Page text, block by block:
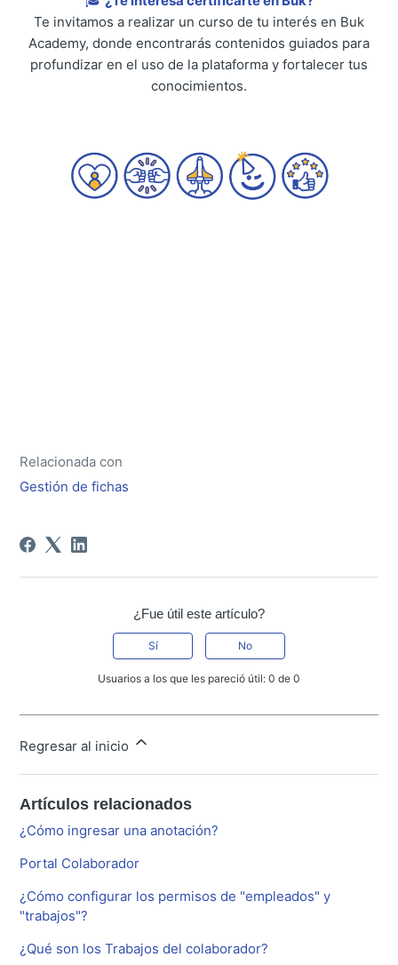
Te invitamos a realizar un curso de tu interés en Buk
Academy, donde encontrarás contenidos guiados para
profundizar en el uso de la plataforma y fortalecer tus
conocimientos.
Relacionada con
Gestión de fichas
¿Fue útil este artículo?
Sí No
Usuarios a los que les pareció útil: 0 de 0
Regresar al inicio
Artículos relacionados
¿Cómo ingresar una anotación?
Portal Colaborador
¿Cómo configurar los permisos de "empleados" y
"trabajos"?
¿Qué son los Trabajos del colaborador?